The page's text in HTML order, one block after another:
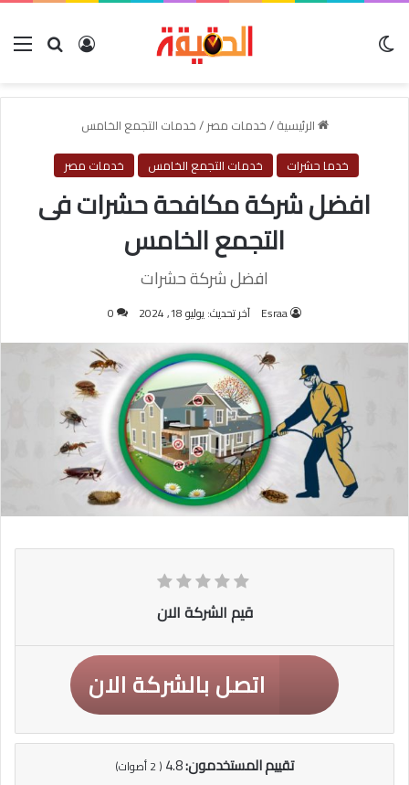
بحث عنتسجيل
الرئيسية/خدمات مصر/خدمات التجمع الخامس
خدما حشرات
خدمات التجمع الخامس خدمات مصر
افضل شركة مكافحة حشرات فى
التجمع الخامس
افضل شركة حشرات
Esraa آخر تحديث: يوليو 18, 2024 0
قيم الشركة الان
اتصل بالشركة الان
تقييم المستخدمون:4.8
(
2أصوات)